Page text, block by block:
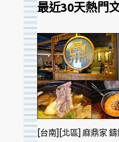
最近30天熱門
[台南][北區] 麻鼎家 鑄